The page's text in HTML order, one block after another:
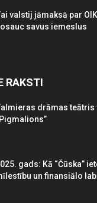
valstij jāmaksā par
savus iemeslus
RAKSTI
drāmas
gads: Kā “Čūska”
un finansiālo